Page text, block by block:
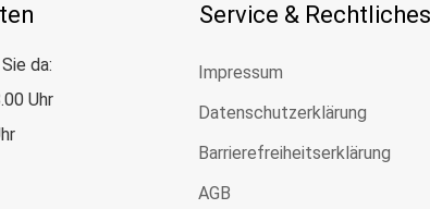
da:
Uhr
Service & Rechtliches
Impressum
Datenschutzerklärung
Barrierefreiheitserklärung
AGB